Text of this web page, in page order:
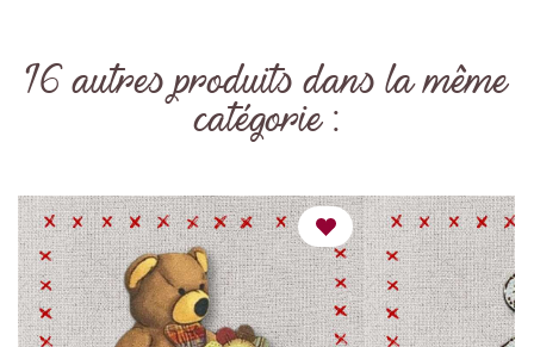
16 autres produits dans la même
catégorie :